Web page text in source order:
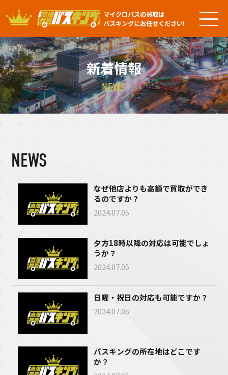
マイクロバスの買取は
バスキングにお任せください!
新着情報
NEWS
NEWS
なぜ他店よりも高額で買取ができ
るのですか？
2024.07.05
夕方18時以降の対応は可能でしょ
うか？
2024.07.05
日曜・祝日の対応も可能ですか？
2024.07.05
バスキングの所在地はどこです
か？